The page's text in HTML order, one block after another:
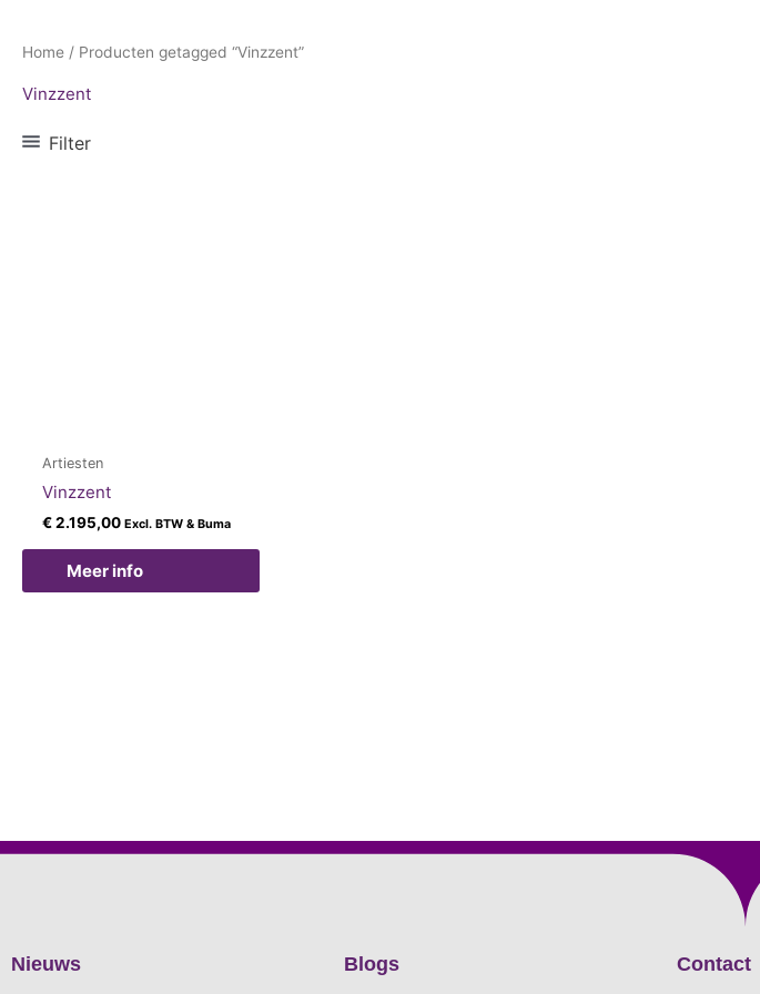
Home / Producten getagged “Vinzzent”
Vinzzent
Filter
Artiesten
Vinzzent
€2.195,00 Excl. BTW & Buma
Meer info
Nieuws Blogs Contact